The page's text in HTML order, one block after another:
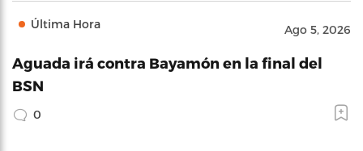
Última Hora Ago 5, 2026
Aguada irá contra Bayamón en la final del
BSN
0